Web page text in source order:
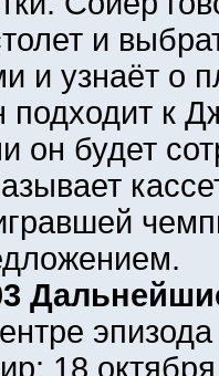
и
и узнаёт о
подходит к
он будет
18